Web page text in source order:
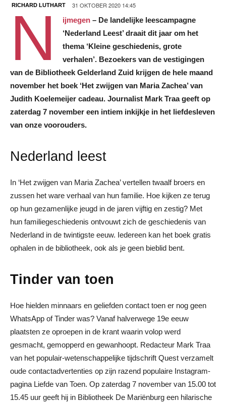
RICHARD LUTHART 31 OKTOBER 2020 14:45
N ijmegen– De landelijke leescampagne
‘Nederland Leest’ draait dit jaar om het
thema ‘Kleine geschiedenis, grote
verhalen’. Bezoekers van de vestigingen
van de Bibliotheek Gelderland Zuid krijgen de hele maand
november het boek ‘Het zwijgen van Maria Zachea’ van
Judith Koelemeijer cadeau. Journalist Mark Traa geeft op
zaterdag 7 november een intiem inkijkje in het liefdesleven
van onze voorouders.
Nederland leest
In ‘Het zwijgen van Maria Zachea’ vertellen twaalf broers en
zussen het ware verhaal van hun familie. Hoe kijken ze terug
op hun gezamenlijke jeugd in de jaren vijftig en zestig? Met
hun familiegeschiedenis ontvouwt zich de geschiedenis van
Nederland in de twintigste eeuw. Iedereen kan het boek gratis
ophalen in de bibliotheek, ook als je geen bieblid bent.
Tinder van toen
Hoe hielden minnaars en geliefden contact toen er nog geen
WhatsApp of Tinder was? Vanaf halverwege 19e eeuw
plaatsten ze oproepen in de krant waarin volop werd
gesmacht, gemopperd en gewanhoopt. Redacteur Mark Traa
van het populair-wetenschappelijke tijdschrift Quest verzamelt
oude contactadvertenties op zijn razend populaire Instagram-
pagina Liefde van Toen. Op zaterdag 7 november van 15.00 tot
15.45 uur geeft hij in Bibliotheek De Mariënburg een hilarische